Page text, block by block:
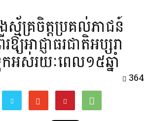
ស្ម័គ្រចិត្តប្រគល់ភាជន៍
អាជ្ញាធរជាតិអប្សរា
អស់រយៈពេល១៥ឆ្នាំ
364